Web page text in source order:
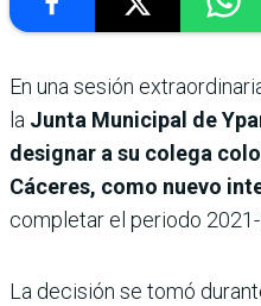
En una sesión
la Junta Municipal de
designar a su colega
Cáceres, como nuevo
completar el periodo 2021-
La decisión se tomó